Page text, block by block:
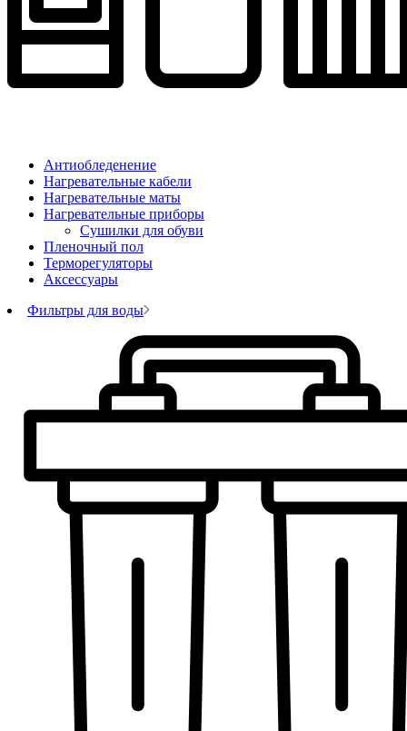
Антиобледенение
Нагревательные кабели
Нагревательные маты
Нагревательные приборы
Сушилки для обуви
Пленочный пол
Терморегуляторы
Аксессуары
Фильтры для воды